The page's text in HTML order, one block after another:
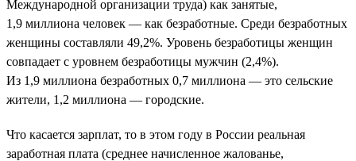
Международной организации труда) как занятые,
1,9 миллиона человек — как безработные. Среди безработных
женщины составляли 49,2%. Уровень безработицы женщин
совпадает с уровнем безработицы мужчин (2,4%).
Из 1,9 миллиона безработных 0,7 миллиона — это сельские
жители, 1,2 миллиона — городские.
Что касается зарплат, то в этом году в России реальная
заработная плата (среднее начисленное жалованье,